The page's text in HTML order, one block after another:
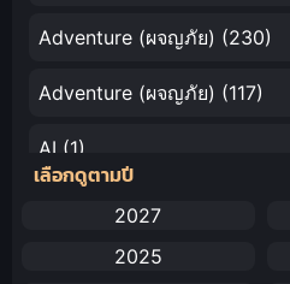
Adventure (ผจญภัย) (230)
Adventure (ผจญภัย) (117)
AI (1)
Amazon Prime
Anal (ประตูหลัง)
เลือกดูตามปี
2027
2025